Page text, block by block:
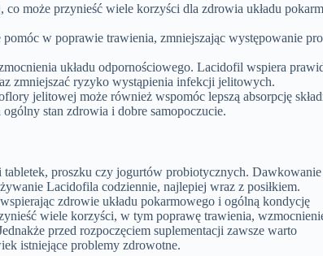
może przynieść wiele korzyści dla zdrowia układu
w poprawie trawienia, zmniejszając występowanie
układu odpornościowego. Lacidofil wspiera
zmniejszać ryzyko wystąpienia infekcji jelitowych.
jelitowej może również wspomóc lepszą absorpcję
stan zdrowia i dobre samopoczucie.
proszku czy jogurtów probiotycznych.
Lacidofila codziennie, najlepiej wraz z posiłkiem.
zdrowie układu pokarmowego i ogólną kondycję
wiele korzyści, w tym poprawę trawienia,
przed rozpoczęciem suplementacji zawsze warto
istniejące problemy zdrowotne.